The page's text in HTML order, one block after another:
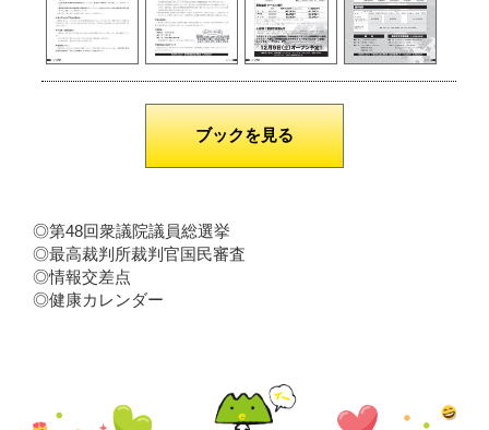
ブックを見る
◎第48回衆議院議員総選挙
◎最高裁判所裁判官国民審査
◎情報交差点
◎健康カレンダー